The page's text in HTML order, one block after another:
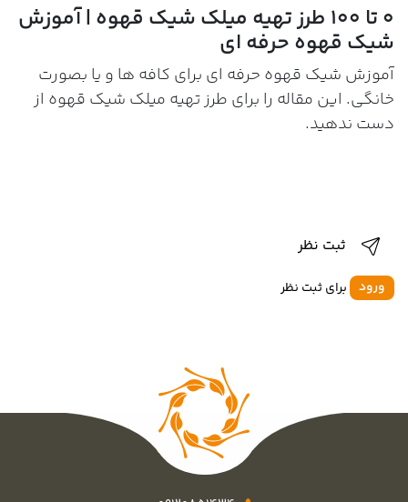
0 تا 100 طرز تهیه میلک شیک قهوه | آموزش
شیک قهوه حرفه ای
آموزش شیک قهوه حرفه ای برای کافه ها و یا بصورت
خانگی. این مقاله را برای طرز تهیه میلک شیک قهوه از
دست ندهید.
ثبت نظر
ورود برای ثبت نظر